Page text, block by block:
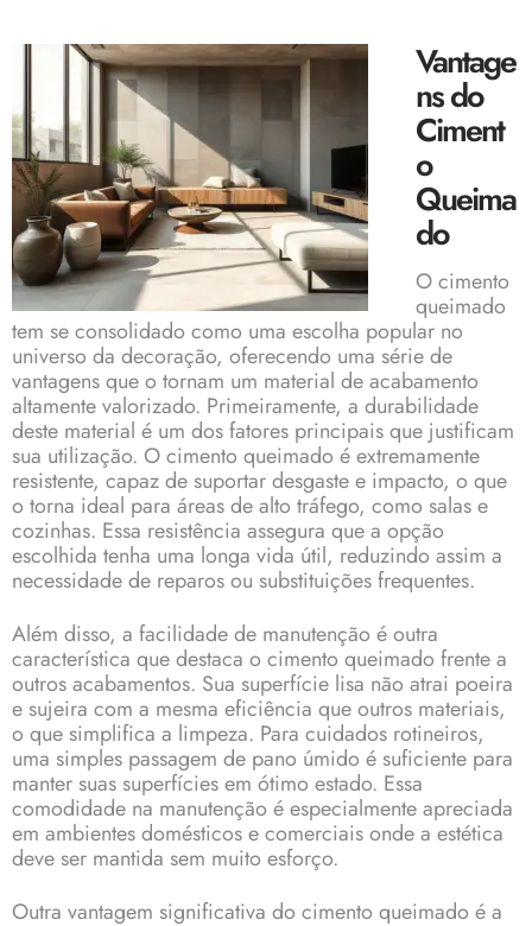
Vantage
ns do
Ciment
o
Queima
do
O cimento
queimado
tem se consolidado como uma escolha popular no
universo da decoração, oferecendo uma série de
vantagens que o tornam um material de acabamento
altamente valorizado. Primeiramente, a durabilidade
deste material é um dos fatores principais que justificam
sua utilização. O cimento queimado é extremamente
resistente, capaz de suportar desgaste e impacto, o que
o torna ideal para áreas de alto tráfego, como salas e
cozinhas. Essa resistência assegura que a opção
escolhida tenha uma longa vida útil, reduzindo assim a
necessidade de reparos ou substituições frequentes.
Além disso, a facilidade de manutenção é outra
característica que destaca o cimento queimado frente a
outros acabamentos. Sua superfície lisa não atrai poeira
e sujeira com a mesma eficiência que outros materiais,
o que simplifica a limpeza. Para cuidados rotineiros,
uma simples passagem de pano úmido é suficiente para
manter suas superfícies em ótimo estado. Essa
comodidade na manutenção é especialmente apreciada
em ambientes domésticos e comerciais onde a estética
deve ser mantida sem muito esforço.
Outra vantagem significativa do cimento queimado é a